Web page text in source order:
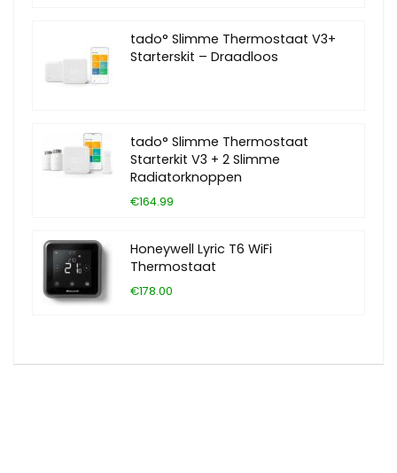
tado° Slimme Thermostaat V3+
Starterskit – Draadloos
tado° Slimme Thermostaat
Starterkit V3 + 2 Slimme
Radiatorknoppen
€164.99
Honeywell Lyric T6 WiFi
Thermostaat
€178.00